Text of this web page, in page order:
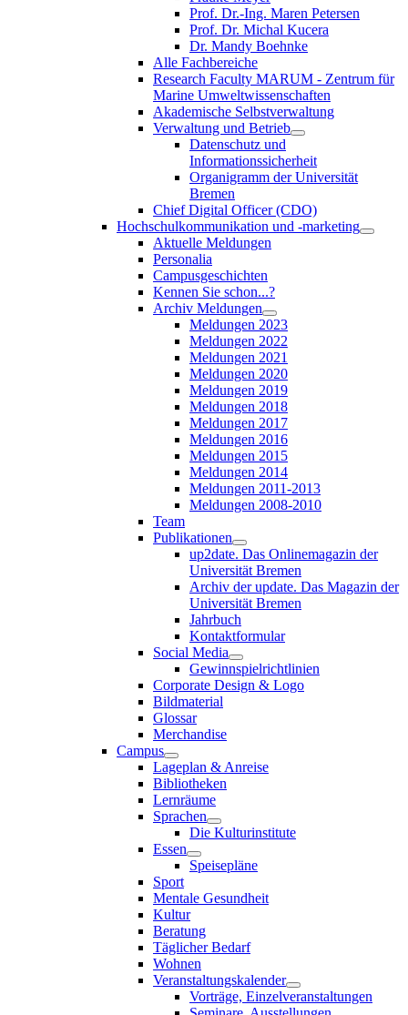
Prof. Dr.-Ing. Maren Petersen
Prof. Dr. Michal Kucera
Dr. Mandy Boehnke
Alle Fachbereiche
Research Faculty MARUM - Zentrum für
Marine Umweltwissenschaften
Akademische Selbstverwaltung
Verwaltung und Betrieb
Datenschutz und
Informationssicherheit
Organigramm der Universität
Bremen
Chief Digital Officer (CDO)
Hochschulkommunikation und -marketing
Aktuelle Meldungen
Personalia
Campusgeschichten
Kennen Sie schon...?
Archiv Meldungen
Meldungen 2023
Meldungen 2022
Meldungen 2021
Meldungen 2020
Meldungen 2019
Meldungen 2018
Meldungen 2017
Meldungen 2016
Meldungen 2015
Meldungen 2014
Meldungen 2011-2013
Meldungen 2008-2010
Team
Publikationen
up2date. Das Onlinemagazin der
Universität Bremen
Archiv der update. Das Magazin der
Universität Bremen
Jahrbuch
Kontaktformular
Social Media
Gewinnspielrichtlinien
Corporate Design & Logo
Bildmaterial
Glossar
Merchandise
Campus
Lageplan & Anreise
Bibliotheken
Lernräume
Sprachen
Die Kulturinstitute
Essen
Speisepläne
Sport
Mentale Gesundheit
Kultur
Beratung
Täglicher Bedarf
Wohnen
Veranstaltungskalender
Vorträge, Einzelveranstaltungen